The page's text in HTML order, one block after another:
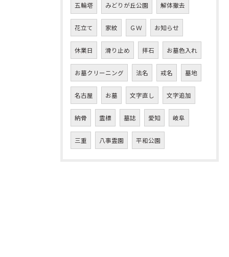
五輪塔 みどりが丘公園 解体撤去
花立て 家紋 ＧＷ お知らせ
休業日 滑り止め 拝石 お墓色入れ
お墓クリーニング 法名 戒名 墓地
名古屋 お墓 文字直し 文字追加
納骨 霊標 墓誌 愛知 岐阜
三重 八事霊園 平和公園